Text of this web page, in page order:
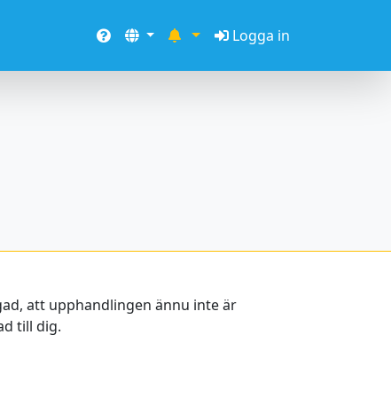
Logga in
att upphandlingen ännu inte är
till dig.